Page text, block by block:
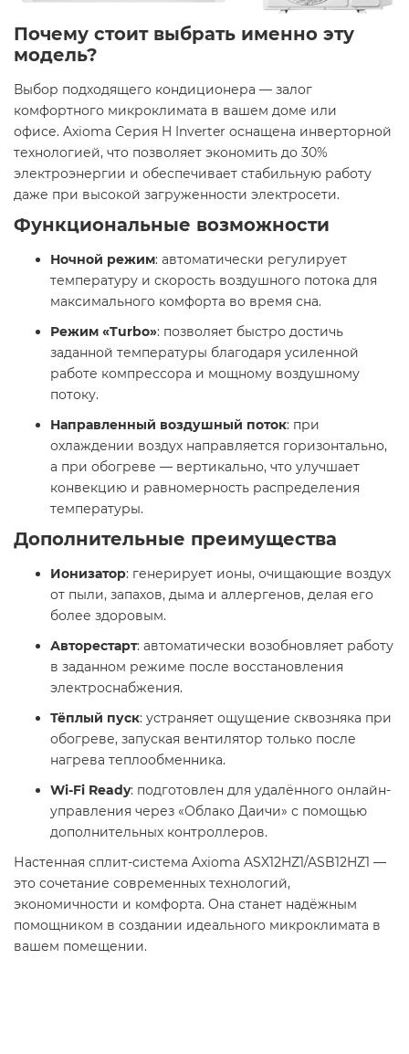
Почему стоит выбрать именно эту
модель?
Выбор подходящего кондиционера — залог
комфортного микроклимата в вашем доме или
офисе. Axioma Серия H Inverter оснащена инверторной
технологией, что позволяет экономить до 30%
электроэнергии и обеспечивает стабильную работу
даже при высокой загруженности электросети. ​
Функциональные возможности
Ночной режим: автоматически регулирует
температуру и скорость воздушного потока для
максимального комфорта во время сна. ​
Режим «Turbo»: позволяет быстро достичь
заданной температуры благодаря усиленной
работе компрессора и мощному воздушному
потоку. ​
Направленный воздушный поток: при
охлаждении воздух направляется горизонтально,
а при обогреве — вертикально, что улучшает
конвекцию и равномерность распределения
температуры. ​
Дополнительные преимущества
Ионизатор: генерирует ионы, очищающие воздух
от пыли, запахов, дыма и аллергенов, делая его
более здоровым. ​
Авторестарт: автоматически возобновляет работу
в заданном режиме после восстановления
электроснабжения. ​
Тёплый пуск: устраняет ощущение сквозняка при
обогреве, запуская вентилятор только после
нагрева теплообменника. ​
Wi-Fi Ready: подготовлен для удалённого онлайн-
управления через «Облако Даичи» с помощью
дополнительных контроллеров.
Настенная сплит-система Axioma ASX12HZ1/ASB12HZ1 —
это сочетание современных технологий,
экономичности и комфорта. Она станет надёжным
помощником в создании идеального микроклимата в
вашем помещении.​